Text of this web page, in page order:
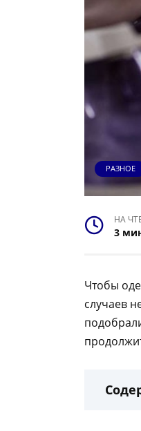
РАЗНОЕ
НА
3
Чтобы
случаев